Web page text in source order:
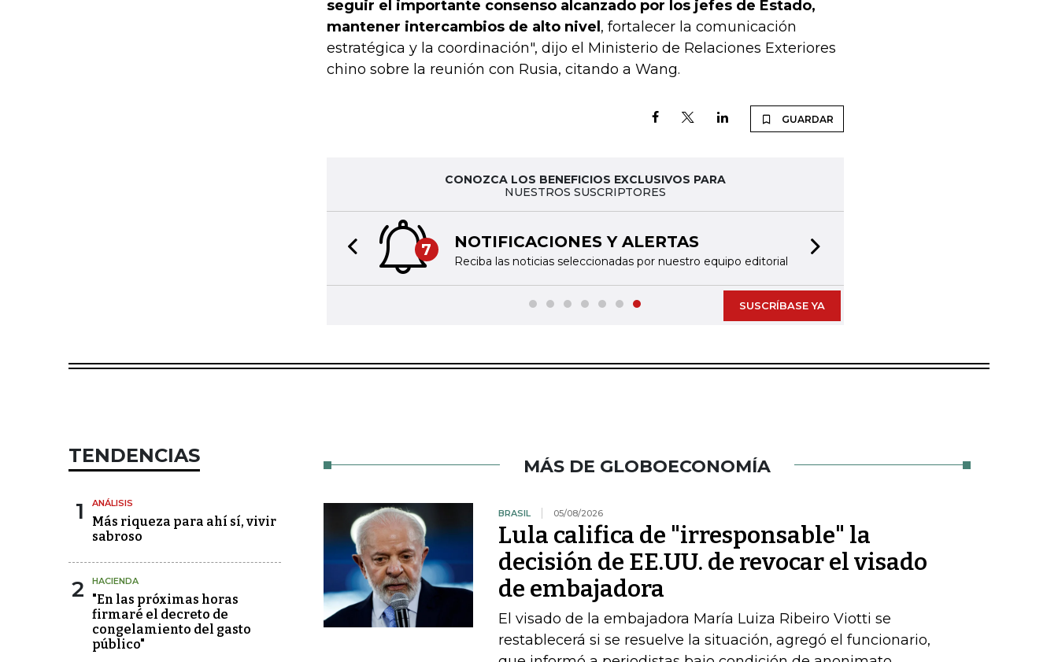
seguir el importante consenso alcanzado por los jefes de Estado,
mantener intercambios de alto nivel , fortalecer la comunicación
estratégica y la coordinación", dijo el Ministerio de Relaciones Exteriores
chino sobre la reunión con Rusia, citando a Wang.
GUARDAR
CONOZCA LOS BENEFICIOS EXCLUSIVOS PARA
NUESTROS SUSCRIPTORES
7 NOTIFICACIONES Y ALERTAS
Reciba las noticias seleccionadas por nuestro equipo editorial
Previous slide
SUSCRÍBASE YA
TENDENCIAS
1 ANÁLISIS
Más riqueza para ahí sí, vivir
sabroso
2 HACIENDA
"En las próximas horas
firmaré el decreto de
congelamiento del gasto
público"
MÁS DE GLOBOECONOMÍA
BRASIL 05/08/2026
Lula califica de "irresponsable" la
decisión de EE.UU. de revocar el visado
de embajadora
El visado de la embajadora María Luiza Ribeiro Viotti se
restablecerá si se resuelve la situación, agregó el funcionario,